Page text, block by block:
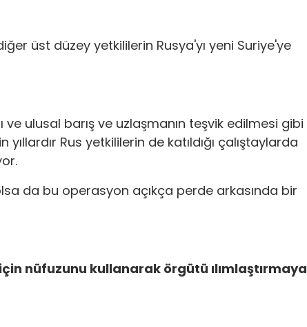
üst düzey yetkililerin Rusya'yı yeni Suriye'ye
ulusal barış ve uzlaşmanın teşvik edilmesi gibi
Rus yetkililerin de katıldığı çalıştaylarda
da bu operasyon açıkça perde arkasında bir
nüfuzunu kullanarak örgütü ılımlaştırmaya